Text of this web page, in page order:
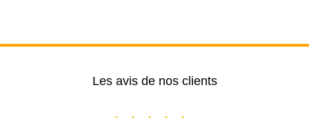
Les avis de nos clients